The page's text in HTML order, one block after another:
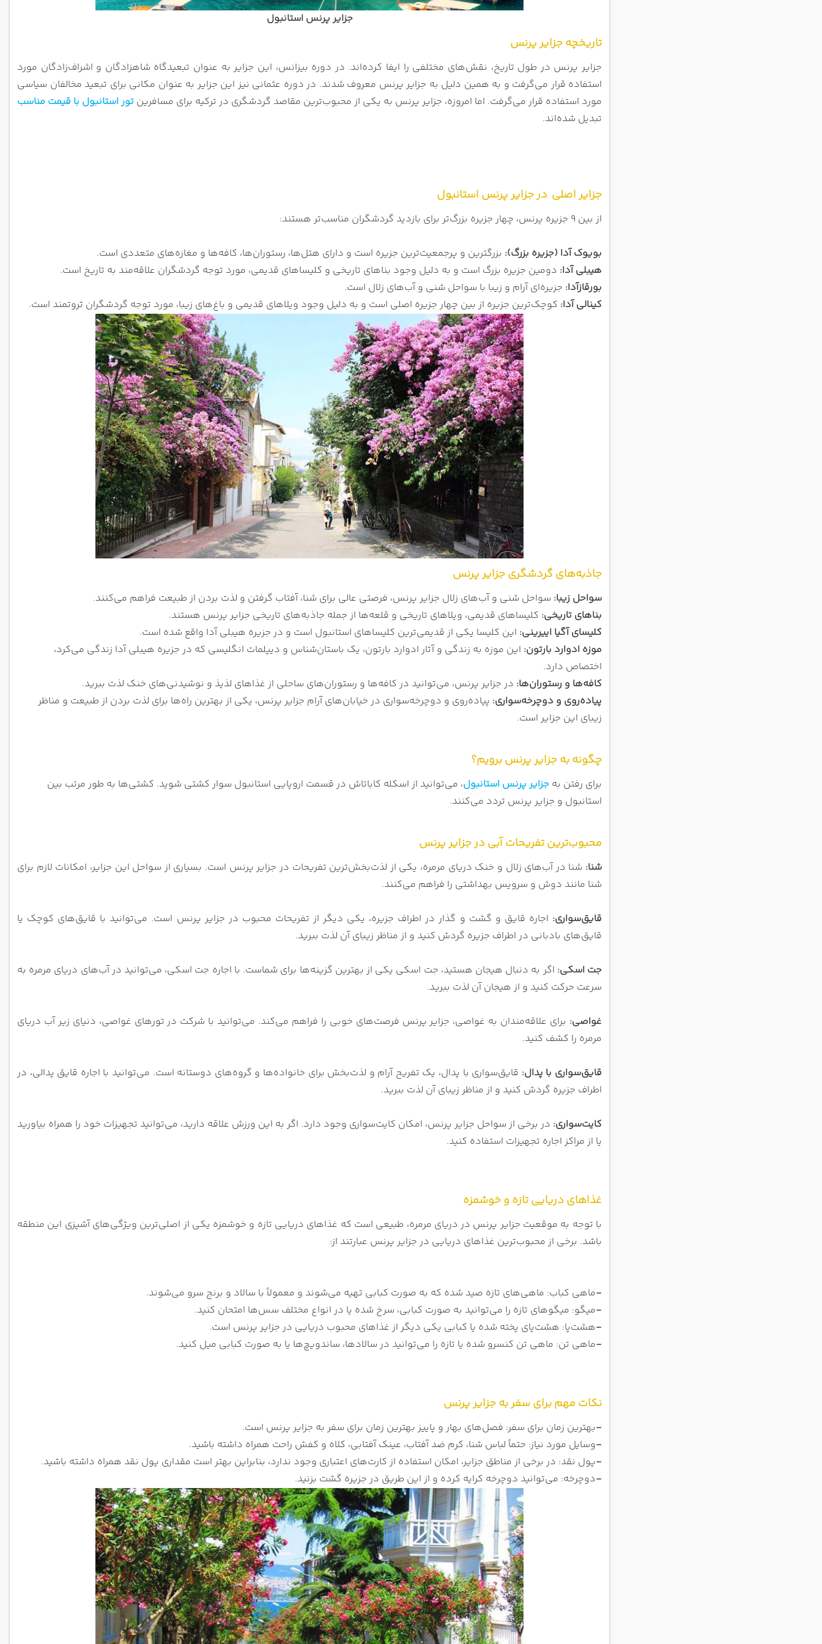
جزایر پرنس استانبول
تاریخچه جزایر پرنس
جزایر پرنس در طول تاریخ، نقش‌های مختلفی را ایفا کرده‌اند. در دوره بیزانس، این جزایر به عنوان تبعیدگاه شاهزادگان و اشراف‌زادگان مورد
استفاده قرار می‌گرفت و به همین دلیل به جزایر پرنس معروف شدند. در دوره عثمانی نیز این جزایر به عنوان مکانی برای تبعید مخالفان سیاسی
مورد استفاده قرار می‌گرفت. اما امروزه، جزایر پرنس به یکی از محبوب‌ترین مقاصد گردشگری در ترکیه برای مسافرین تور استانبول با قیمت مناسب
تبدیل شده‌اند.
جزایر اصلی در جزایر پرنس استانبول
از بین ۹ جزیره پرنس، چهار جزیره بزرگ‌تر برای بازدید گردشگران مناسب‌تر هستند:
بویوک آدا (جزیره بزرگ): بزرگترین و پرجمعیت‌ترین جزیره است و دارای هتل‌ها، رستوران‌ها، کافه‌ها و مغازه‌های متعددی است.
هیبلی آدا: دومین جزیره بزرگ است و به دلیل وجود بناهای تاریخی و کلیساهای قدیمی، مورد توجه گردشگران علاقه‌مند به تاریخ است.
بورقازآدا: جزیره‌ای آرام و زیبا با سواحل شنی و آب‌های زلال است.
کینالی آدا: کوچک‌ترین جزیره از بین چهار جزیره اصلی است و به دلیل وجود ویلاهای قدیمی و باغ‌های زیبا، مورد توجه گردشگران ثروتمند است.
جاذبه‌های گردشگری جزایر پرنس
سواحل زیبا: سواحل شنی و آب‌های زلال جزایر پرنس، فرصتی عالی برای شنا، آفتاب گرفتن و لذت بردن از طبیعت فراهم می‌کنند.
بناهای تاریخی: کلیساهای قدیمی، ویلاهای تاریخی و قلعه‌ها از جمله جاذبه‌های تاریخی جزایر پرنس هستند.
کلیسای آگیا اییرینی: این کلیسا یکی از قدیمی‌ترین کلیساهای استانبول است و در جزیره هیبلی آدا واقع شده است.
موزه ادوارد بارتون: این موزه به زندگی و آثار ادوارد بارتون، یک باستان‌شناس و دیپلمات انگلیسی که در جزیره هیبلی آدا زندگی می‌کرد،
اختصاص دارد.
کافه‌ها و رستوران‌ها: در جزایر پرنس، می‌توانید در کافه‌ها و رستوران‌های ساحلی از غذاهای لذیذ و نوشیدنی‌های خنک لذت ببرید.
پیاده‌روی و دوچرخه‌سواری: پیاده‌روی و دوچرخه‌سواری در خیابان‌های آرام جزایر پرنس، یکی از بهترین راه‌ها برای لذت بردن از طبیعت و مناظر
زیبای این جزایر است.
چگونه به جزایر پرنس برویم؟
برای رفتن به جزایر پرنس استانبول، می‌توانید از اسکله کاباتاش در قسمت اروپایی استانبول سوار کشتی شوید. کشتی‌ها به طور مرتب بین
استانبول و جزایر پرنس تردد می‌کنند.
محبوب‌ترین تفریحات آبی در جزایر پرنس
شنا: شنا در آب‌های زلال و خنک دریای مرمره، یکی از لذت‌بخش‌ترین تفریحات در جزایر پرنس است. بسیاری از سواحل این جزایر، امکانات لازم برای
شنا مانند دوش و سرویس بهداشتی را فراهم می‌کنند.
قایق‌سواری: اجاره قایق و گشت و گذار در اطراف جزیره، یکی دیگر از تفریحات محبوب در جزایر پرنس است. می‌توانید با قایق‌های کوچک یا
قایق‌های بادبانی در اطراف جزیره گردش کنید و از مناظر زیبای آن لذت ببرید.
جت اسکی: اگر به دنبال هیجان هستید، جت اسکی یکی از بهترین گزینه‌ها برای شماست. با اجاره جت اسکی، می‌توانید در آب‌های دریای مرمره به
سرعت حرکت کنید و از هیجان آن لذت ببرید.
غواصی: برای علاقه‌مندان به غواصی، جزایر پرنس فرصت‌های خوبی را فراهم می‌کند. می‌توانید با شرکت در تورهای غواصی، دنیای زیر آب دریای
مرمره را کشف کنید.
قایق‌سواری با پدال: قایق‌سواری با پدال، یک تفریح آرام و لذت‌بخش برای خانواده‌ها و گروه‌های دوستانه است. می‌توانید با اجاره قایق پدالی، در
اطراف جزیره گردش کنید و از مناظر زیبای آن لذت ببرید.
کایت‌سواری: در برخی از سواحل جزایر پرنس، امکان کایت‌سواری وجود دارد. اگر به این ورزش علاقه دارید، می‌توانید تجهیزات خود را همراه بیاورید
یا از مراکز اجاره تجهیزات استفاده کنید.
غذاهای دریایی تازه و خوشمزه
با توجه به موقعیت جزایر پرنس در دریای مرمره، طبیعی است که غذاهای دریایی تازه و خوشمزه یکی از اصلی‌ترین ویژگی‌های آشپزی این منطقه
باشد. برخی از محبوب‌ترین غذاهای دریایی در جزایر پرنس عبارتند از:
-ماهی کباب: ماهی‌های تازه صید شده که به صورت کبابی تهیه می‌شوند و معمولاً با سالاد و برنج سرو می‌شوند.
-میگو: میگوهای تازه را می‌توانید به صورت کبابی، سرخ شده یا در انواع مختلف سس‌ها امتحان کنید.
-هشت‌پا: هشت‌پای پخته شده یا کبابی یکی دیگر از غذاهای محبوب دریایی در جزایر پرنس است.
-ماهی تن: ماهی تن کنسرو شده یا تازه را می‌توانید در سالادها، ساندویچ‌ها یا به صورت کبابی میل کنید.
نکات مهم برای سفر به جزایر پرنس
-بهترین زمان برای سفر: فصل‌های بهار و پاییز بهترین زمان برای سفر به جزایر پرنس است.
-وسایل مورد نیاز: حتماً لباس شنا، کرم ضد آفتاب، عینک آفتابی، کلاه و کفش راحت همراه داشته باشید.
-پول نقد: در برخی از مناطق جزایر، امکان استفاده از کارت‌های اعتباری وجود ندارد، بنابراین بهتر است مقداری پول نقد همراه داشته باشید.
-دوچرخه: می‌توانید دوچرخه کرایه کرده و از این طریق در جزیره گشت بزنید.